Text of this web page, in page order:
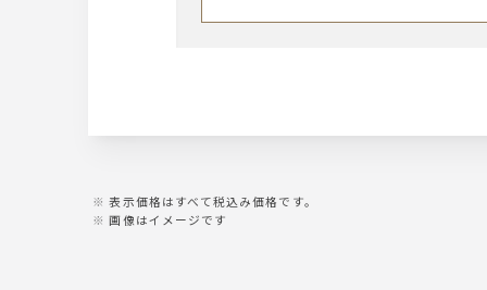
・オールフリー（ノンアルコール
アイルランド：カネマラ
サワー
・梅干しサワー
表示価格はすべて税込み価格です。
画像はイメージです